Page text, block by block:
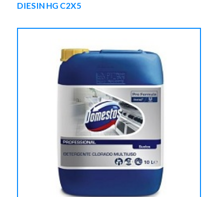
DIESIN HG C2X5